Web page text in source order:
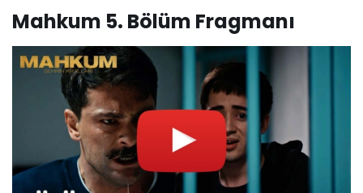
Mahkum 5. Bölüm Fragmanı